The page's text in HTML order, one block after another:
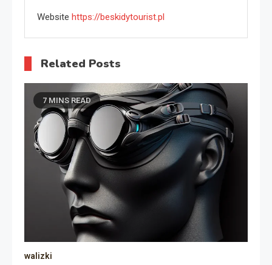
Website https://beskidytourist.pl
Related Posts
7 MINS READ
walizki